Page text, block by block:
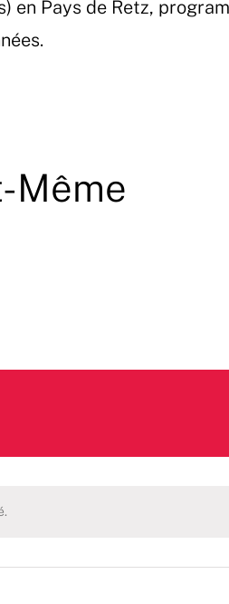
Pays de Retz,
Même